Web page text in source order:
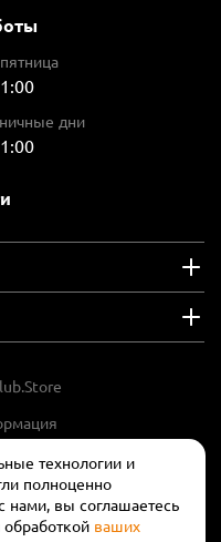
технологии и
полноценно
нами, вы соглашаетесь
обработкой ваших
дни
и защите